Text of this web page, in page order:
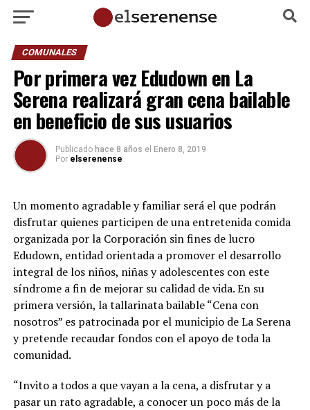
COMUNALES
Por primera vez Edudown en La
Serena realizará gran cena bailable
en beneficio de sus usuarios
Publicado hace 8 años el Enero 8, 2019
Por elserenense
Un momento agradable y familiar será el que podrán
disfrutar quienes participen de una entretenida comida
organizada por la Corporación sin fines de lucro
Edudown, entidad orientada a promover el desarrollo
integral de los niños, niñas y adolescentes con este
síndrome a fin de mejorar su calidad de vida. En su
primera versión, la tallarinata bailable “Cena con
nosotros” es patrocinada por el municipio de La Serena
y pretende recaudar fondos con el apoyo de toda la
comunidad.
“Invito a todos a que vayan a la cena, a disfrutar y a
pasar un rato agradable, a conocer un poco más de la